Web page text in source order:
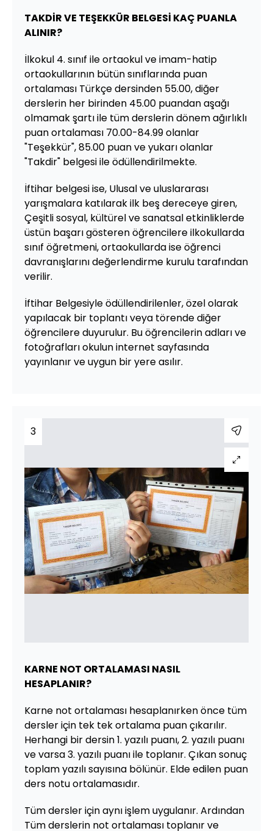
TAKDİR VE TEŞEKKÜR BELGESİ KAÇ PUANLA
ALINIR?
İlkokul 4. sınıf ile ortaokul ve imam-hatip
ortaokullarının bütün sınıflarında puan
ortalaması Türkçe dersinden 55.00, diğer
derslerin her birinden 45.00 puandan aşağı
olmamak şartı ile tüm derslerin dönem ağırlıklı
puan ortalaması 70.00-84.99 olanlar
"Teşekkür", 85.00 puan ve yukarı olanlar
"Takdir" belgesi ile ödüllendirilmekte.
İftihar belgesi ise, Ulusal ve uluslararası
yarışmalara katılarak ilk beş dereceye giren,
Çeşitli sosyal, kültürel ve sanatsal etkinliklerde
üstün başarı gösteren öğrencilere ilkokullarda
sınıf öğretmeni, ortaokullarda ise öğrenci
davranışlarını değerlendirme kurulu tarafından
verilir.
İftihar Belgesiyle ödüllendirilenler, özel olarak
yapılacak bir toplantı veya törende diğer
öğrencilere duyurulur. Bu öğrencilerin adları ve
fotoğrafları okulun internet sayfasında
yayınlanır ve uygun bir yere asılır.
3
KARNE NOT ORTALAMASI NASIL
HESAPLANIR?
Karne not ortalaması hesaplanırken önce tüm
dersler için tek tek ortalama puan çıkarılır.
Herhangi bir dersin 1. yazılı puanı, 2. yazılı puanı
ve varsa 3. yazılı puanı ile toplanır. Çıkan sonuç
toplam yazılı sayısına bölünür. Elde edilen puan
ders notu ortalamasıdır.
Tüm dersler için aynı işlem uygulanır. Ardından
Tüm derslerin not ortalaması toplanır ve